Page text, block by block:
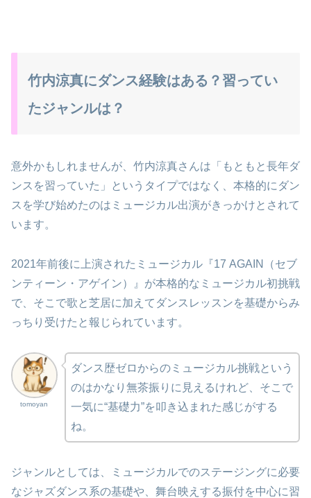
竹内涼真にダンス経験はある？習ってい
たジャンルは？
意外かもしれませんが、竹内涼真さんは「もともと長年ダ
ンスを習っていた」というタイプではなく、本格的にダン
スを学び始めたのはミュージカル出演がきっかけとされて
います。
2021年前後に上演されたミュージカル『17 AGAIN（セブ
ンティーン・アゲイン）』が本格的なミュージカル初挑戦
で、そこで歌と芝居に加えてダンスレッスンを基礎からみ
っちり受けたと報じられています。
tomoyan
ダンス歴ゼロからのミュージカル挑戦という
のはかなり無茶振りに見えるけれど、そこで
一気に“基礎力”を叩き込まれた感じがする
ね。
ジャンルとしては、ミュージカルでのステージングに必要
なジャズダンス系の基礎や、舞台映えする振付を中心に習